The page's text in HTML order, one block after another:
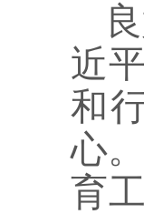
近
和
心
育